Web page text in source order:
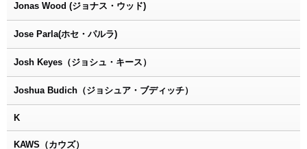
Jonas Wood (ジョナス・ウッド)
Jose Parla(ホセ・パルラ)
Josh Keyes（ジョシュ・キース）
Joshua Budich（ジョシュア・ブディッチ）
K
KAWS（カウズ）